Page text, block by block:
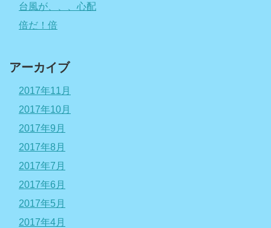
台風が、、、心配
倍だ！倍
アーカイブ
2017年11月
2017年10月
2017年9月
2017年8月
2017年7月
2017年6月
2017年5月
2017年4月